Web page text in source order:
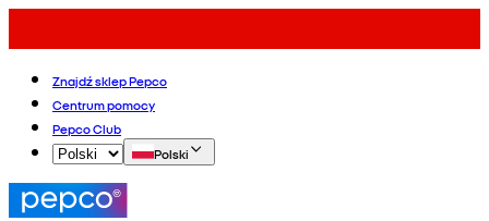
Znajdź sklep Pepco
Centrum pomocy
Pepco Club
Polski